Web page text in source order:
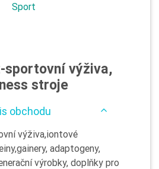
Sport
sportovní výživa,
stroje
obchodu
výživa,iontové
adaptogeny,
výrobky, doplňky pro